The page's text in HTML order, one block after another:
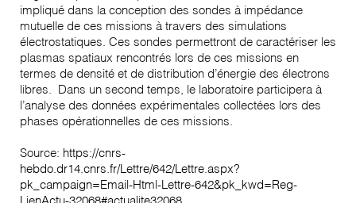
impliqué dans la conception des sondes à impédance
mutuelle de ces missions à travers des simulations
électrostatiques. Ces sondes permettront de caractériser les
plasmas spatiaux rencontrés lors de ces missions en
termes de densité et de distribution d’énergie des électrons
libres. Dans un second temps, le laboratoire participera à
l’analyse des données expérimentales collectées lors des
phases opérationnelles de ces missions.
Source: https://cnrs-
hebdo.dr14.cnrs.fr/Lettre/642/Lettre.aspx?
pk_campaign=Email-Html-Lettre-642&pk_kwd=Reg-
LienActu-32068#actualite32068